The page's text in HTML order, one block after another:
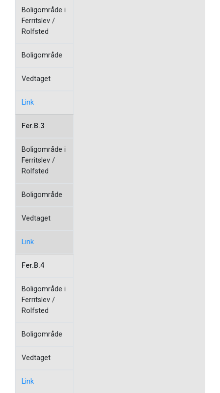
Boligområde i
Ferritslev /
Rolfsted
Boligområde
Vedtaget
Link
Fer.B.3
Boligområde i
Ferritslev /
Rolfsted
Boligområde
Vedtaget
Link
Fer.B.4
Boligområde i
Ferritslev /
Rolfsted
Boligområde
Vedtaget
Link